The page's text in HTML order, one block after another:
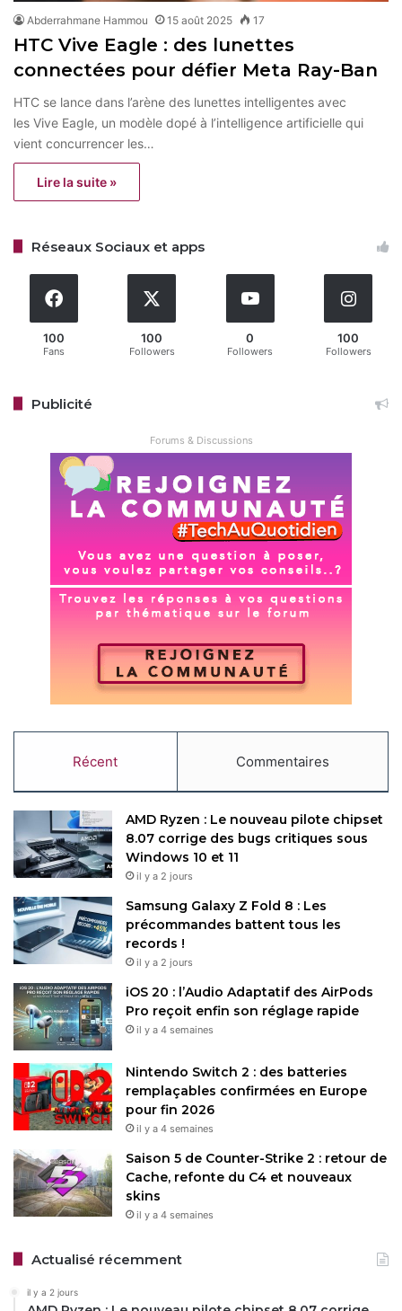
Abderrahmane Hammou 15 août 2025 17
HTC Vive Eagle : des lunettes
connectées pour défier Meta Ray-Ban
HTC se lance dans l’arène des lunettes intelligentes avec
les Vive Eagle, un modèle dopé à l’intelligence artificielle qui
vient concurrencer les…
Lire la suite »
Réseaux Sociaux et apps
100
Fans
100
Followers
0
Followers
100
Followers
Publicité
Forums & Discussions
Récent Commentaires
AMD Ryzen : Le nouveau pilote chipset
8.07 corrige des bugs critiques sous
Windows 10 et 11
il y a 2 jours
Samsung Galaxy Z Fold 8 : Les
précommandes battent tous les
records !
il y a 2 jours
iOS 20 : l’Audio Adaptatif des AirPods
Pro reçoit enfin son réglage rapide
il y a 4 semaines
Nintendo Switch 2 : des batteries
remplaçables confirmées en Europe
pour fin 2026
il y a 4 semaines
Saison 5 de Counter-Strike 2 : retour de
Cache, refonte du C4 et nouveaux
skins
il y a 4 semaines
Actualisé récemment
il y a 2 jours